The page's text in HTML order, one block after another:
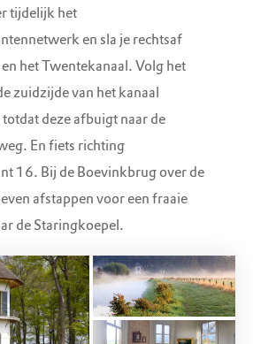
gewassen. Iedere
enthousiaste vrijwilligers
kunt u van 10.00 tot 16.00
Je bent van harte
tijdelijk het
en sla je rechtsaf
het Twentekanaal. Volg het
zuidzijde van het kanaal
deze afbuigt naar de
En fiets richting
16. Bij de Boevinkbrug over de
afstappen voor een fraaie
de Staringkoepel.